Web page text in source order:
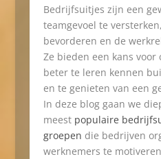
Bedrijfsuitjes zijn een
teamgevoel te
bevorderen en de
Ze bieden een kans voor
beter te leren kennen
en te genieten van een
In deze blog gaan we
meest populaire
groepen die bedrijven
werknemers te